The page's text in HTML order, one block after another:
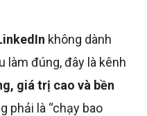
không dành
làm đúng, đây là kênh
giá trị cao và bền
phải là “chạy bao